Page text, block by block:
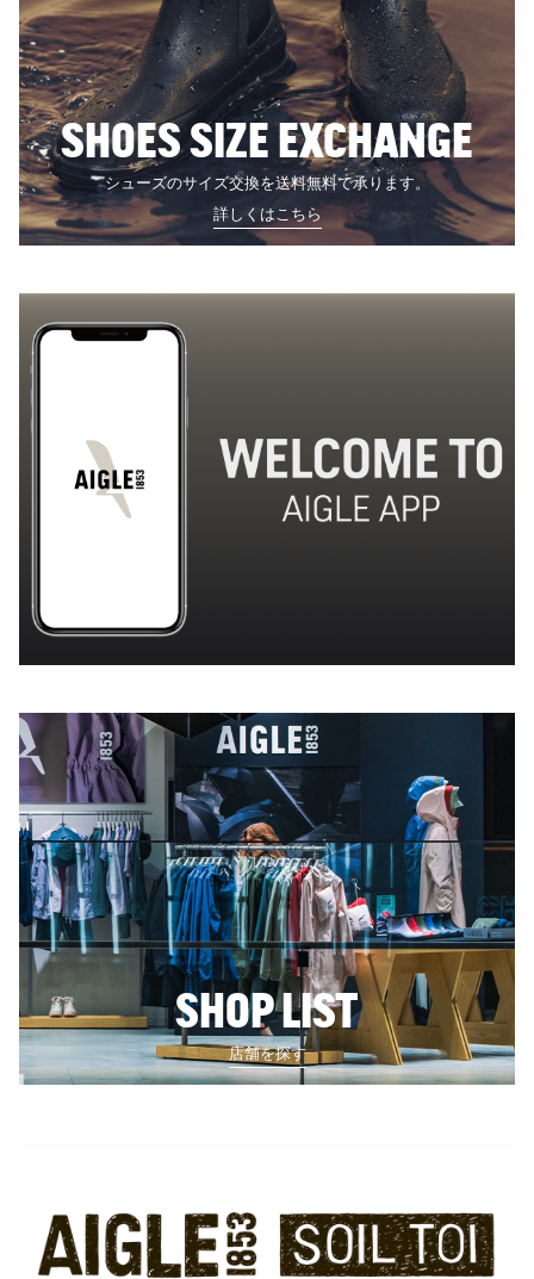
SHOES SIZE EXCHANGE
シューズのサイズ交換を送料無料で承ります。
詳しくはこちら
SHOP LIST
店舗を探す